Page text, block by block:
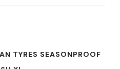
TYRES SEASONPROOF